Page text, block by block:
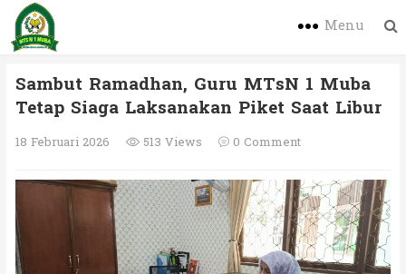
Menu
Sambut Ramadhan, Guru MTsN 1 Muba
Tetap Siaga Laksanakan Piket Saat Libur
18 Februari 2026 513 Views 0 Comment